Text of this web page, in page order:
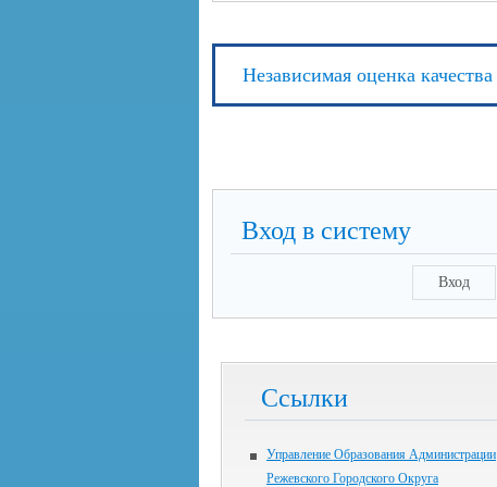
Независимая оценка качества
Вход в систему
Вход
Ссылки
Управление Образования Администрации
Режевского Городского Округа